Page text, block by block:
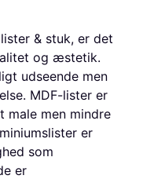
& stuk, er det
og æstetik.
udseende men
MDF-lister er
male men mindre
er
som
er